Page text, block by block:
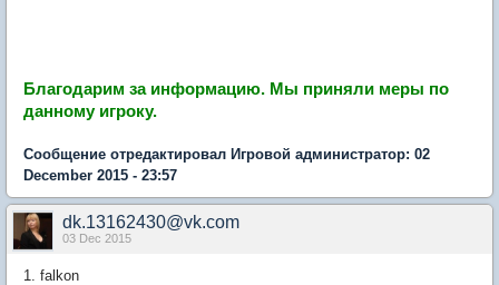
Благодарим за информацию. Мы приняли меры по
данному игроку.
Сообщение отредактировал Игровой администратор: 02
December 2015 - 23:57
dk.13162430@vk.com
03 Dec 2015
1. falkon